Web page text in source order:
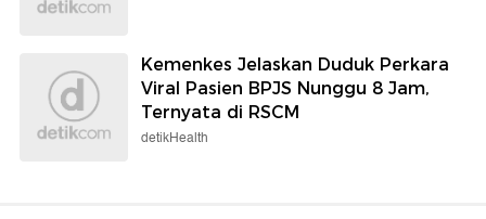
Kemenkes Jelaskan Duduk Perkara
Viral Pasien BPJS Nunggu 8 Jam,
Ternyata di RSCM
detikHealth